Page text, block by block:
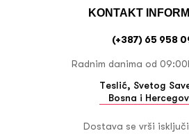
KONTAKT
(+387) 65 958
Radnim danima od
Teslić, Svetog
Bosna i
Dostava se vrši